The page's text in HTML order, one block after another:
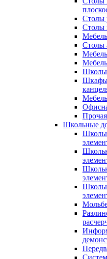
Столы
Столы
Столы
Шкафы
Школьные